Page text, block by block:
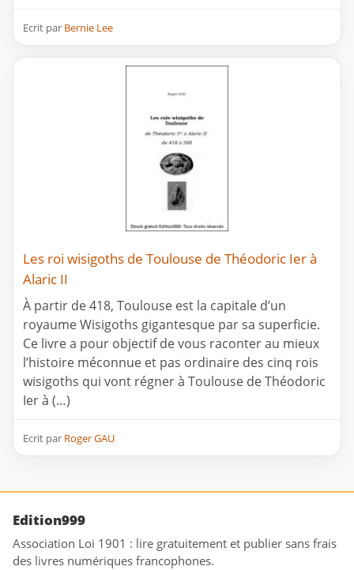
Ecrit par Bernie Lee
Les roi wisigoths de Toulouse de Théodoric Ier à
Alaric II
À partir de 418, Toulouse est la capitale d’un
royaume Wisigoths gigantesque par sa superficie.
Ce livre a pour objectif de vous raconter au mieux
l’histoire méconnue et pas ordinaire des cinq rois
wisigoths qui vont régner à Toulouse de Théodoric
Ier à (…)
Ecrit par Roger GAU
Edition999
Association Loi 1901 : lire gratuitement et publier sans frais
des livres numériques francophones.